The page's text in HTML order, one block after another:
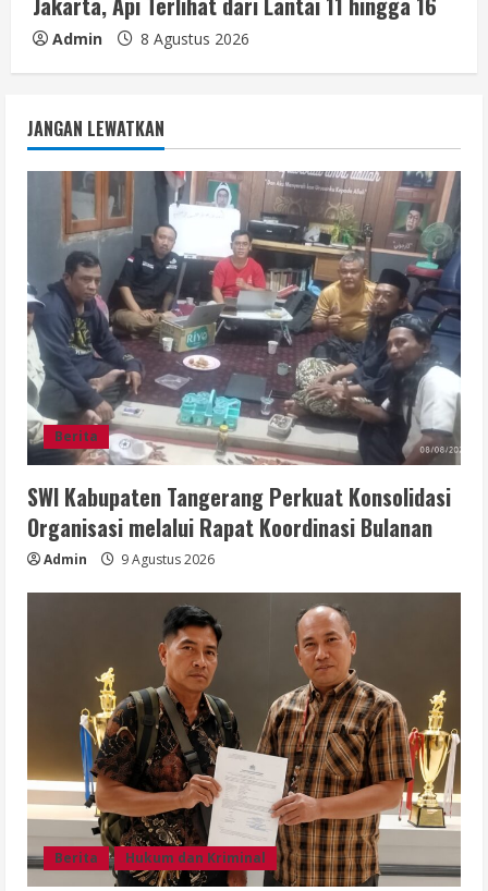
Admin 8 Agustus 2026
JANGAN LEWATKAN
Berita
SWI Kabupaten Tangerang Perkuat Konsolidasi
Organisasi melalui Rapat Koordinasi Bulanan
Admin 9 Agustus 2026
Berita Hukum dan Kriminal